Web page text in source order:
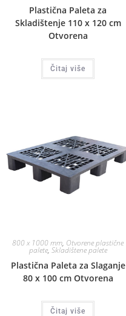
Plastična Paleta za
Skladištenje 110 x 120 cm
Otvorena
Čitaj više
800 x 1000 mm, Otvorene plastične
palete, Skladištene palete
Plastična Paleta za Slaganje
80 x 100 cm Otvorena
Čitaj više